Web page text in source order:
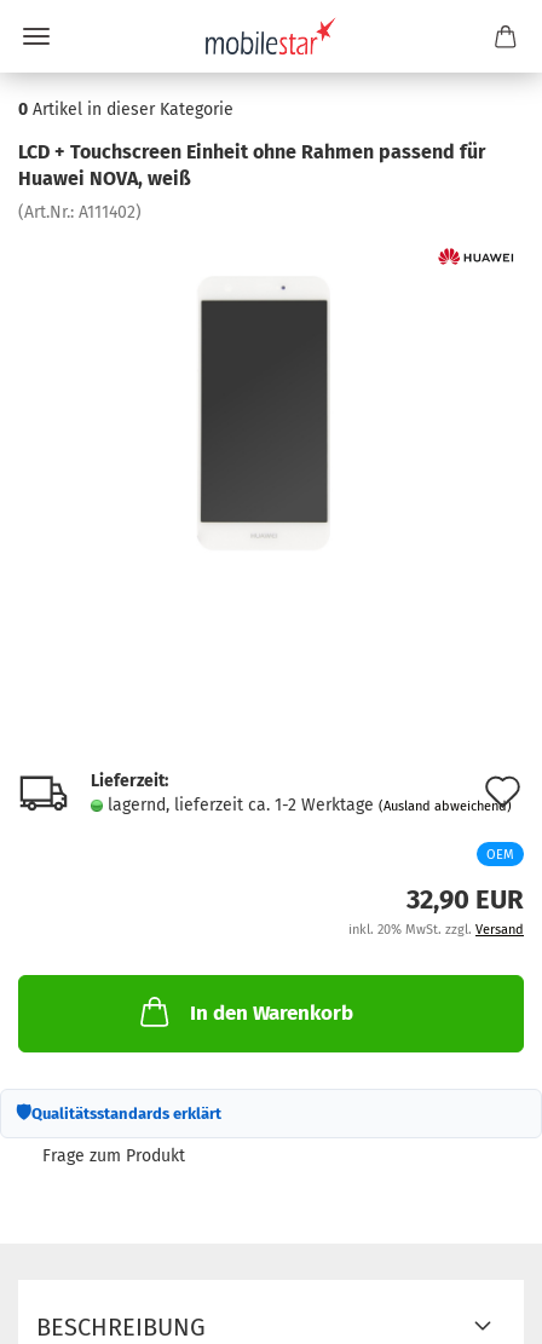
0 Artikel in dieser Kategorie
LCD + Touch­screen Ein­heit ohne Rah­men pas­send für
Hua­wei NOVA, weiß
(Art.Nr.: A111402)
Lieferzeit:
lagernd, lieferzeit ca. 1-2 Werktage (Ausland abweichend)
OEM
32,90 EUR
inkl. 20% MwSt. zzgl. Versand
In den Warenkorb
🛡Qualitätsstandards erklärt
Frage zum Produkt
BESCHREIBUNG